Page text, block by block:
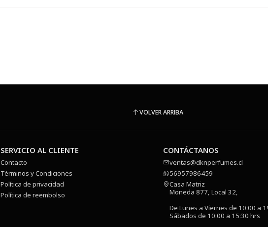
VOLVER ARRIBA
SERVICIO AL CLIENTE
Contacto
Términos y Condiciones
Política de privacidad
Política de reembolso
CONTÁCTANOS
ventas@dknperfumes.cl
56957986459
Casa Matriz
Moneda 877, Local 32,
De Lunes a Viernes de 10:00 a
Sábados de 10:00 a 15:30 hrs